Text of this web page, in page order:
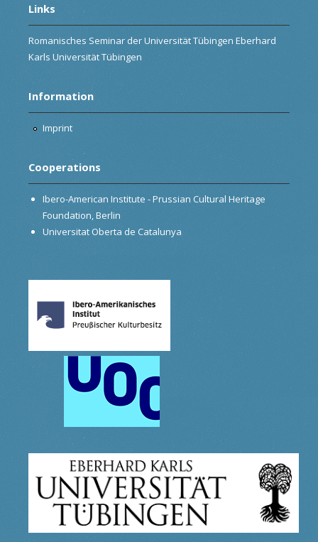
Links
Romanisches Seminar der Universität Tübingen Eberhard
Karls Universität Tübingen
Information
Imprint
Cooperations
Ibero-American Institute - Prussian Cultural Heritage
Foundation, Berlin
Universitat Oberta de Catalunya